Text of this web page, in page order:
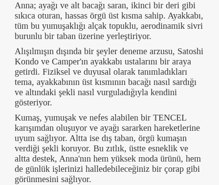
Anna; ayağı ve alt bacağı saran, ikinci bir deri gibi
sıkıca oturan, hassas örgü üst kısma sahip. Ayakkabı,
tüm bu yumuşaklığı alçak topuklu, aerodinamik sivri
burunlu bir taban üzerine yerleştiriyor.
Alışılmışın dışında bir şeyler deneme arzusu, Satoshi
Kondo ve Camper'ın ayakkabı ustalarını bir araya
getirdi. Fiziksel ve duyusal olarak tanımladıkları
tema, ayakkabının üst kısmının bacağı nasıl sardığı
ve altındaki şekli nasıl vurguladığıyla kendini
gösteriyor.
Kumaş, yumuşak ve nefes alabilen bir TENCEL
karışımdan oluşuyor ve ayağı sararken hareketlerine
uyum sağlıyor. Altta ise dış taban, örgü kumaşın
verdiği şekli koruyor. Bu zıtlık, üstte esneklik ve
altta destek, Anna'nın hem yüksek moda ürünü, hem
de günlük işlerinizi halledebileceğiniz bir çorap gibi
görünmesini sağlıyor.